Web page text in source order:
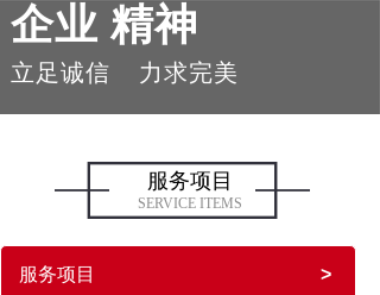
企业 精神
立足诚信 力求完美
服务项目
SERVICE ITEMS
服务项目 >